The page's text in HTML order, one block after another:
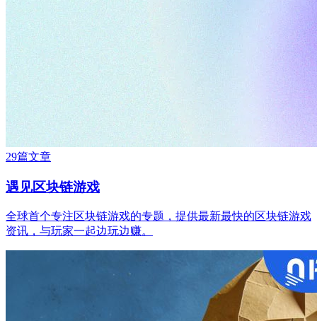
29篇文章
遇见区块链游戏
全球首个专注区块链游戏的专题，提供最新最快的区块链游戏
资讯，与玩家一起边玩边赚。